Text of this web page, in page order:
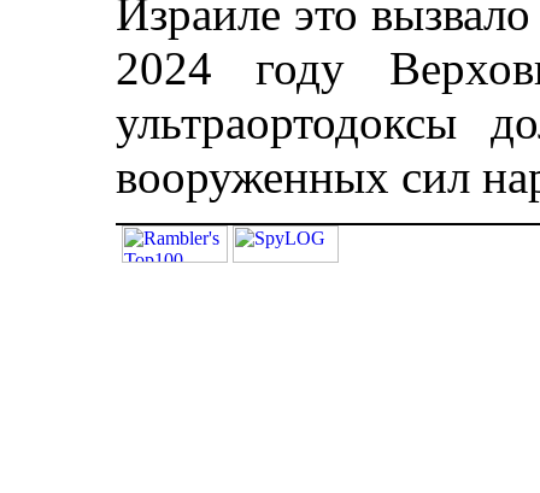
Израиле это
2024 году
ультраортодоксы
вооруженных сил